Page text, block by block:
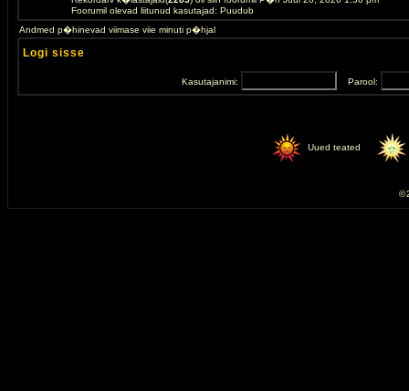
Foorumil olevad liitunud kasutajad: Puudub
Andmed p�hinevad viimase viie minuti p�hjal
Logi sisse
Kasutajanimi: Parool:
Uued teated
©